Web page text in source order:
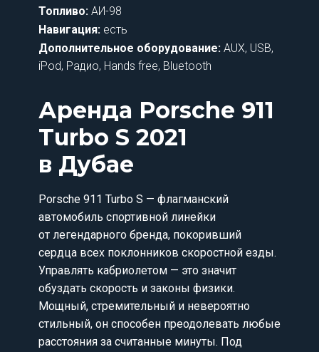
Porsche 911 Turbo S — флагманский
автомобиль спортивной линейки
от легендарного бренда, покоривший
сердца всех поклонников скоростной езды.
Управлять кабриолетом — это значит
обуздать скорость и законы физики.
Мощный, стремительный и невероятно
стильный, он способен преодолевать любые
расстояния за считанные минуты. Под
Аренда Porsche 911
Turbo S 2021
в Дубае
Топливо: АИ-98
Дополнительное оборудование: AUX, USB,
iPod, Радио, Hands free, Bluetooth
Навигация: есть